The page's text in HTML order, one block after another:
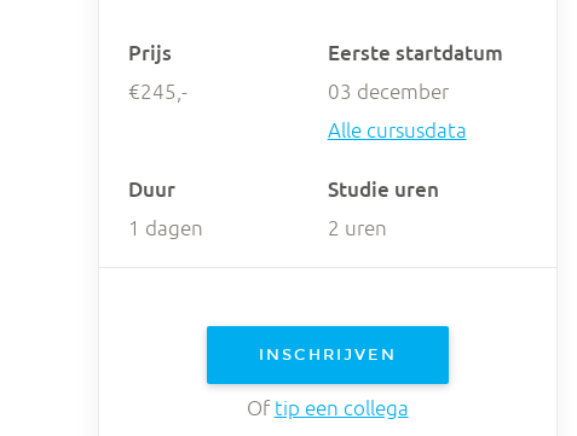
Prijs
€245,-
Eerste startdatum
03 december
Alle cursusdata
Duur
1 dagen
Studie uren
2 uren
INSCHRIJVEN
Of tip een collega